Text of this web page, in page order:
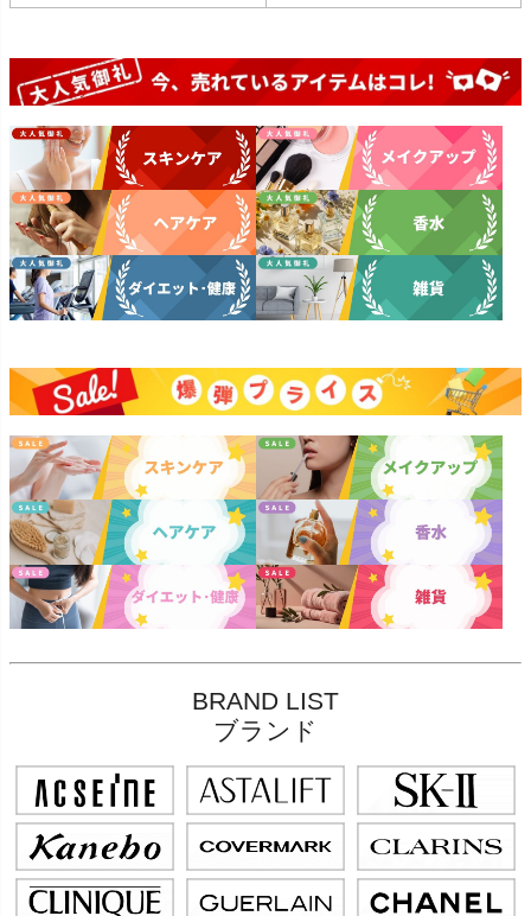
BRAND LIST
ブランド